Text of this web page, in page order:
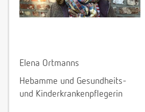
Elena Ortmanns
Hebamme und Gesundheits-
und Kinderkrankenpflegerin